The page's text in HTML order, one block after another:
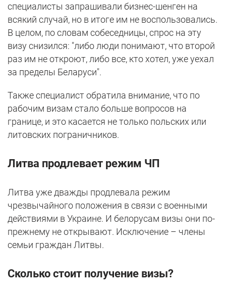
специалисты запрашивали бизнес-шенген на
всякий случай, но в итоге им не воспользовались.
В целом, по словам собеседницы, спрос на эту
визу снизился: "либо люди понимают, что второй
раз им не откроют, либо все, кто хотел, уже уехал
за пределы Беларуси".
Также специалист обратила внимание, что по
рабочим визам стало больше вопросов на
границе, и это касается не только польских или
литовских пограничников.
Литва продлевает режим ЧП
Литва уже дважды продлевала режим
чрезвычайного положения в связи с военными
действиями в Украине. И белорусам визы они по-
прежнему не открывают. Исключение – члены
семьи граждан Литвы.
Сколько стоит получение визы?